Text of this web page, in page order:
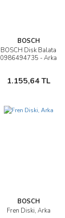
BOSCH
BOSCH Disk Balata
0986494735 - Arka
1.155,64 TL
İncele
Sepete Ekle
BOSCH
Fren Diski, Arka
İncele